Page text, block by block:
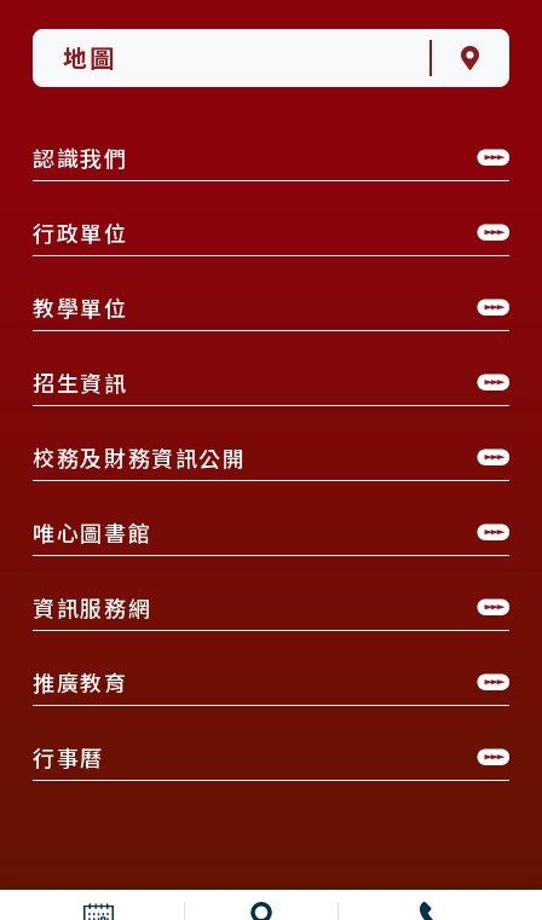
地圖
認識我們
行政單位
教學單位
招生資訊
校務及財務資訊公開
唯心圖書館
資訊服務網
推廣教育
行事曆